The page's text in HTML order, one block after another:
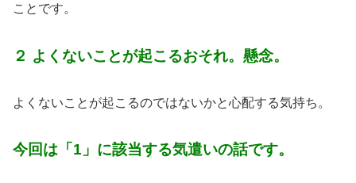
ことです。
２ よくないことが起こるおそれ。懸念。
よくないことが起こるのではないかと心配する気持ち。
今回は「1」に該当する気遣いの話です。